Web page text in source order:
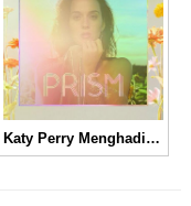
Katy Perry Menghadirkan Cinta Tak Bersyarat Dalam “Unconditionally”